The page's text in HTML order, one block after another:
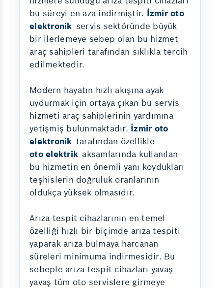
bu süreyi en aza indirmiştir. İzmir oto
elektronik servis sektöründe büyük
bir ilerlemeye sebep olan bu hizmet
araç sahipleri tarafından sıklıkla tercih
edilmektedir.
Modern hayatın hızlı akışına ayak
uydurmak için ortaya çıkan bu servis
hizmeti araç sahiplerinin yardımına
yetişmiş bulunmaktadır. İzmir oto
elektronik tarafından özellikle
oto elektrik aksamlarında kullanılan
bu hizmetin en önemli yanı koydukları
teşhislerin doğruluk oranlarının
oldukça yüksek olmasıdır.
Arıza tespit cihazlarının en temel
özelliği hızlı bir biçimde arıza tespiti
yaparak arıza bulmaya harcanan
süreleri minimuma indirmesidir. Bu
sebeple arıza tespit cihazları yavaş
yavaş tüm oto servislere girmeye